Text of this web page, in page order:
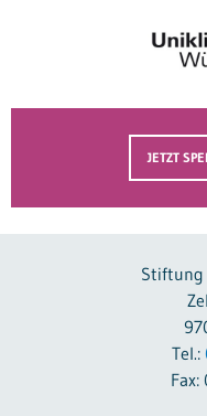
JETZT
Stiftung
Tel.: